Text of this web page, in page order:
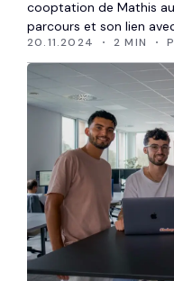
cooptation de Mathis
parcours et son lien
20.11.2024 2 MIN